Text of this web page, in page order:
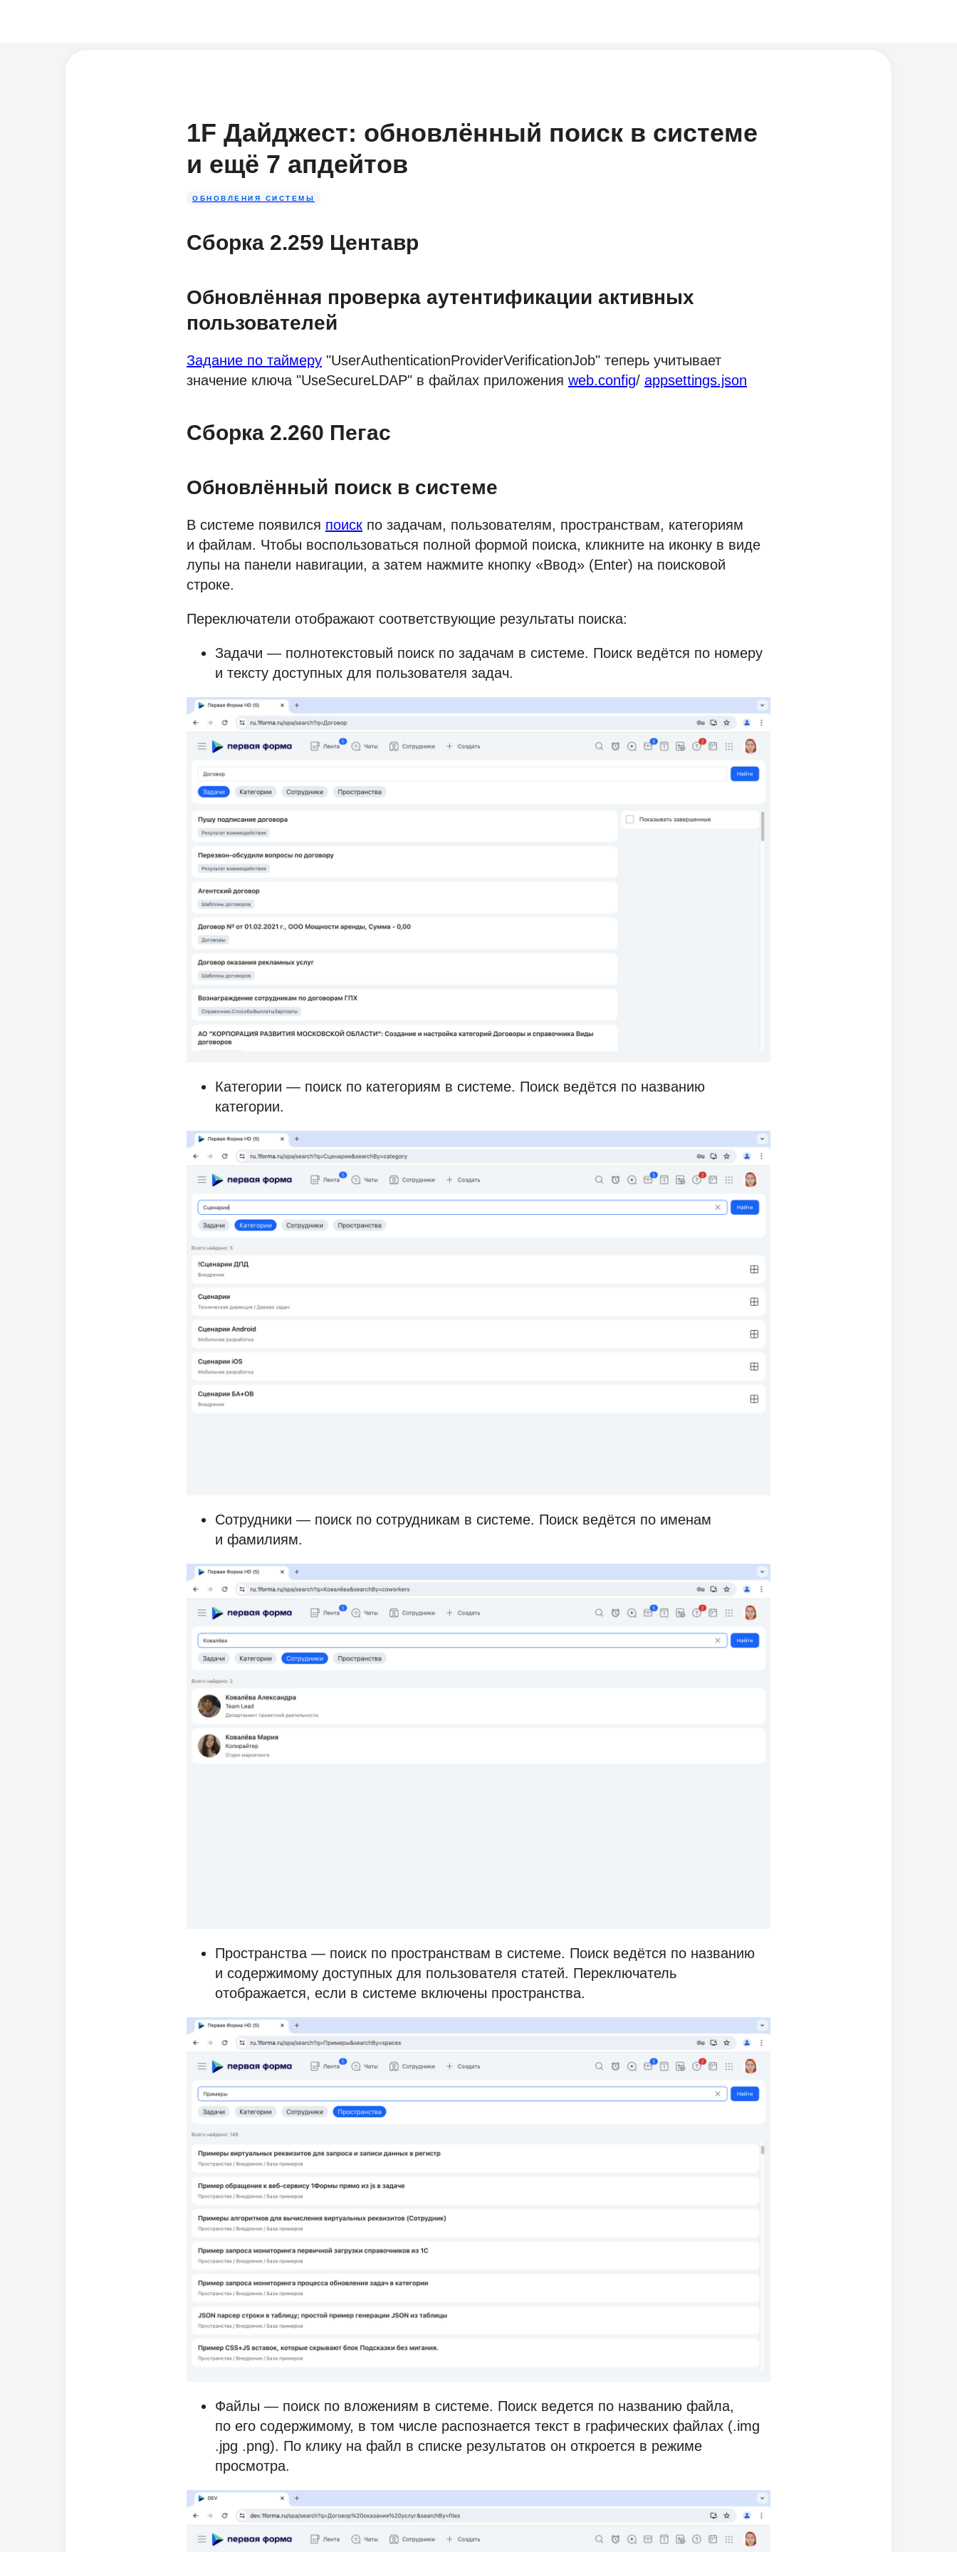
1F Дайджест: обновлённый поиск в системе
и ещё 7 апдейтов
ОБНОВЛЕНИЯ СИСТЕМЫ
Сборка 2.259 Центавр
Обновлённая проверка аутентификации активных
пользователей
Задание по таймеру "UserAuthenticationProviderVerificationJob" теперь учитывает
значение ключа "UseSecureLDAP" в файлах приложения web.config/ appsettings.json
Сборка 2.260 Пегас
Обновлённый поиск в системе
В системе появился поиск по задачам, пользователям, пространствам, категориям
и файлам. Чтобы воспользоваться полной формой поиска, кликните на иконку в виде
лупы на панели навигации, а затем нажмите кнопку «Ввод» (Enter) на поисковой
строке.
Переключатели отображают соответствующие результаты поиска:
Задачи — полнотекстовый поиск по задачам в системе. Поиск ведётся по номеру
и тексту доступных для пользователя задач.
Категории — поиск по категориям в системе. Поиск ведётся по названию
категории.
Сотрудники — поиск по сотрудникам в системе. Поиск ведётся по именам
и фамилиям.
Пространства — поиск по пространствам в системе. Поиск ведётся по названию
и содержимому доступных для пользователя статей. Переключатель
отображается, если в системе включены пространства.
Файлы — поиск по вложениям в системе. Поиск ведется по названию файла,
по его содержимому, в том числе распознается текст в графических файлах (.img
.jpg .png). По клику на файл в списке результатов он откроется в режиме
просмотра.